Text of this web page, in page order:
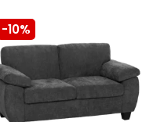
-10%